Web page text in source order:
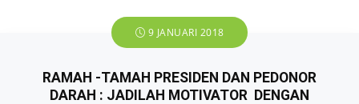
9 JANUARI 2018
RAMAH -TAMAH PRESIDEN DAN PEDONOR
DARAH : JADILAH MOTIVATOR DENGAN